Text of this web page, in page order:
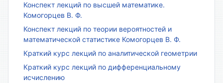
Конспект лекций по высшей математике.
Комогорцев В. Ф.
Конспект лекций по теории вероятностей и
математической статистике Комогорцев В. Ф.
Краткий курс лекций по аналитической геометрии
Краткий курс лекций по дифференциальному
исчислению